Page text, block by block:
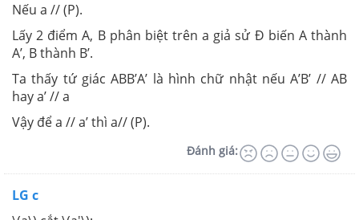
Nếu a // (P).
Lấy 2 điểm A, B phân biệt trên a giả sử Đ biến A thành
A’, B thành B’.
Ta thấy tứ giác ABB’A’ là hình chữ nhật nếu A’B’ // AB
hay a’ // a
Vậy để a // a’ thì a// (P).
Đánh giá:
LG c